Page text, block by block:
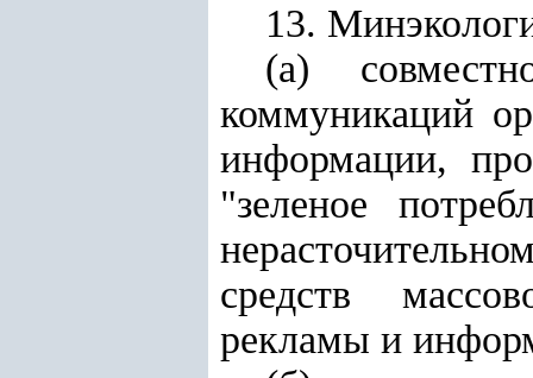
13.
(а)
коммуникаций
информации,
"зеленое
средств
рекламы и